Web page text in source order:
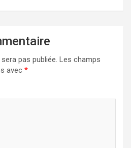
pas publiée. Les champs
avec *